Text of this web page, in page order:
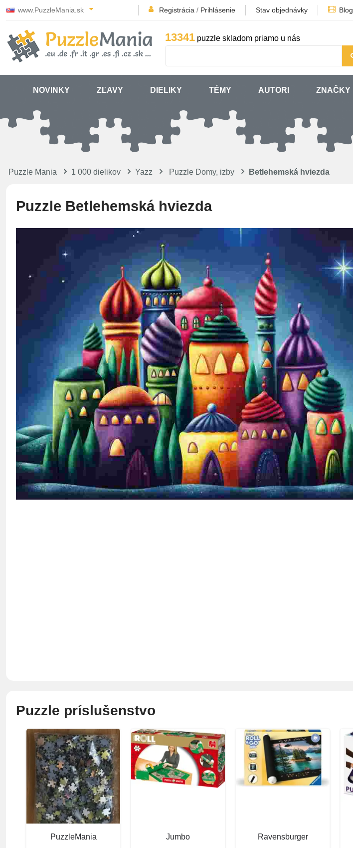
www.PuzzleMania.sk Registrácia / Prihlásenie Stav objednávky Blog
13341 puzzle skladom priamo u nás
NOVINKY ZĽAVY DIELIKY TÉMY AUTORI ZNAČKY
Puzzle Mania 1 000 dielikov Yazz Puzzle Domy, izby Betlehemská hviezda
Puzzle Betlehemská hviezda
Puzzle príslušenstvo
PuzzleMania
Jumbo
Ravensburger